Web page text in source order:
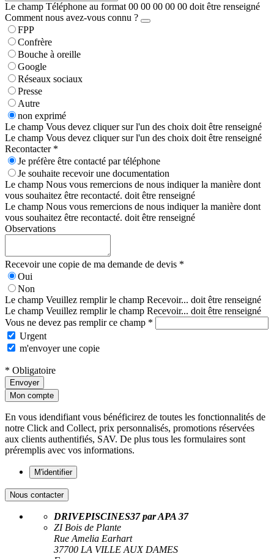
Le champ Téléphone au format 00 00 00 00 00 doit être renseigné
Comment nous avez-vous connu ?
FPP
Confrère
Bouche à oreille
Google
Réseaux sociaux
Presse
Autre
non exprimé
Le champ Vous devez cliquer sur l'un des choix doit être renseigné
Le champ Vous devez cliquer sur l'un des choix doit être renseigné
Recontacter *
Je préfère être contacté par téléphone
Je souhaite recevoir une documentation
Le champ Nous vous remercions de nous indiquer la manière dont
vous souhaitez être recontacté. doit être renseigné
Le champ Nous vous remercions de nous indiquer la manière dont
vous souhaitez être recontacté. doit être renseigné
Observations
Recevoir une copie de ma demande de devis *
Oui
Non
Le champ Veuillez remplir le champ Recevoir... doit être renseigné
Le champ Veuillez remplir le champ Recevoir... doit être renseigné
Vous ne devez pas remplir ce champ *
Urgent
m'envoyer une copie
* Obligatoire
Envoyer
Mon compte
En vous idendifiant vous bénéficirez de toutes les fonctionnalités de
notre Click and Collect, prix personnalisés, promotions réservées
aux clients authentifiés, SAV. De plus tous les formulaires sont
préremplis avec vos informations.
M'identifier
Nous contacter
DRIVEPISCINES37 par APA 37
ZI Bois de Plante
Rue Amelia Earhart
37700 LA VILLE AUX DAMES